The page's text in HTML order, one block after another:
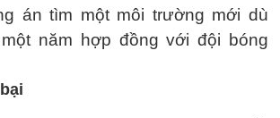
án tìm một môi trường mới dù
năm hợp đồng với đội bóng